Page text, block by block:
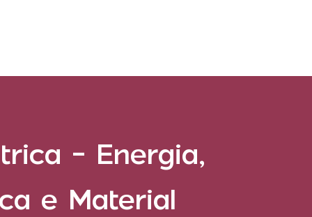
- Energia,
e Material